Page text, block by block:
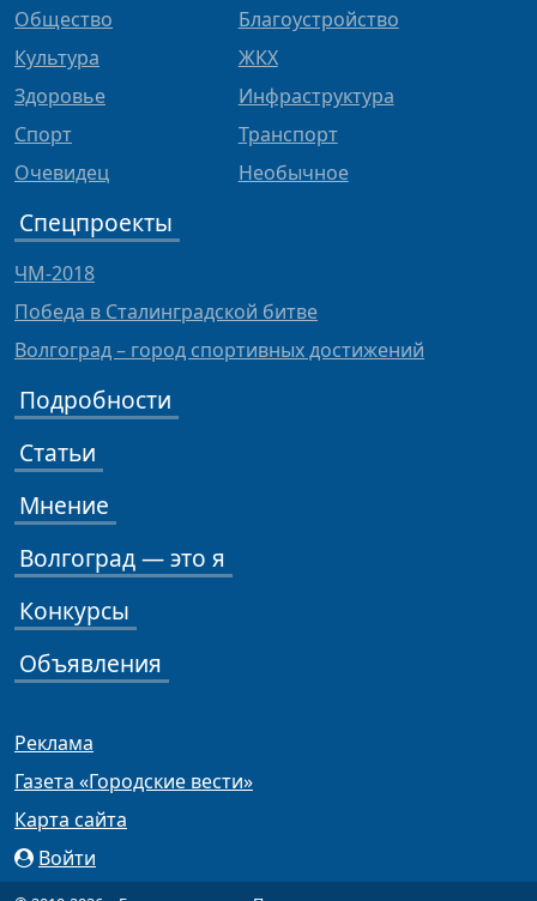
Общество
Культура
Здоровье
Спорт
Очевидец
Благоустройство
ЖКХ
Инфраструктура
Транспорт
Необычное
Спецпроекты
ЧМ-2018
Победа в Сталинградской битве
Волгоград – город спортивных достижений
Подробности
Статьи
Мнение
Волгоград — это я
Конкурсы
Объявления
Реклама
Газета «Городские вести»
Карта сайта
Войти